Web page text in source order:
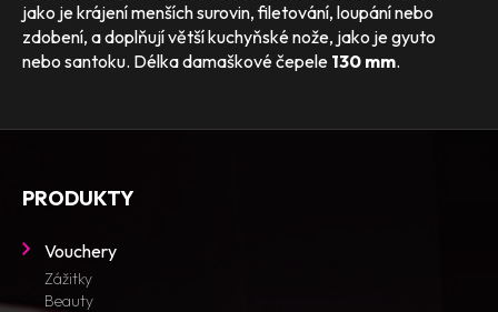
jako je krájení menších surovin, filetování, loupání nebo
zdobení, a doplňují větší kuchyňské nože, jako je gyuto
nebo santoku. Délka damaškové čepele 130 mm.
PRODUKTY
Vouchery
Zážitky
Beauty